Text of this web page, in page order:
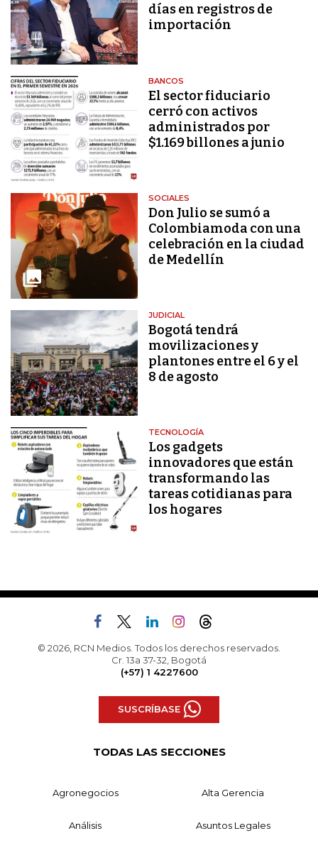
días en registros de
importación
BANCOS
El sector fiduciario
cerró con activos
administrados por
$1.169 billones a junio
SOCIALES
Don Julio se sumó a
Colombiamoda con una
celebración en la ciudad
de Medellín
JUDICIAL
Bogotá tendrá
movilizaciones y
plantones entre el 6 y el
8 de agosto
TECNOLOGÍA
Los gadgets
innovadores que están
transformando las
tareas cotidianas para
los hogares
© 2026, RCN Medios. Todos los derechos reservados.
Cr. 13a 37-32, Bogotá
(+57) 1 4227600
SUSCRÍBASE
TODAS LAS SECCIONES
Agronegocios Alta Gerencia
Análisis Asuntos Legales